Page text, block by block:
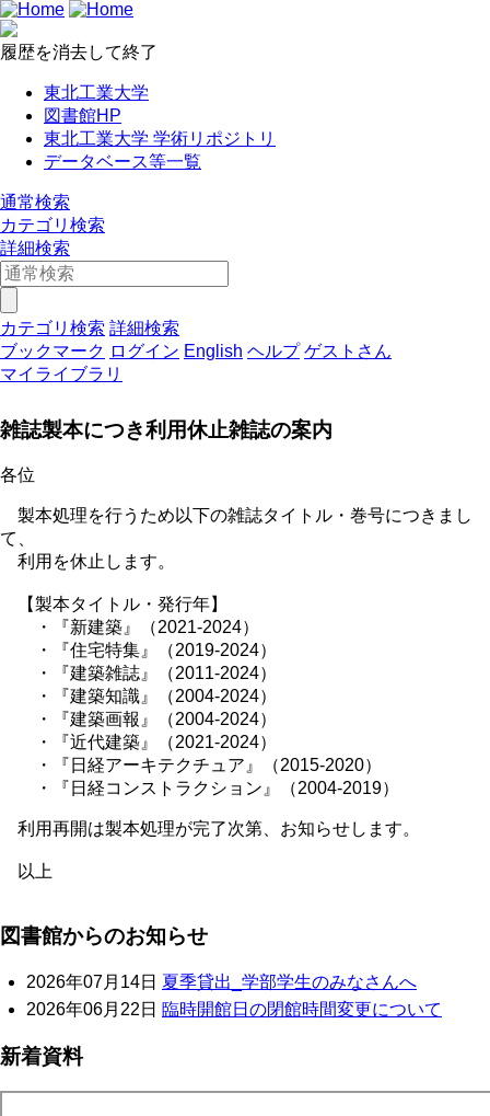
履歴を消去して終了
東北工業大学
図書館HP
東北工業大学 学術リポジトリ
データベース等一覧
通常検索
カテゴリ検索
詳細検索
カテゴリ検索 詳細検索
ブックマーク ログイン English ヘルプ ゲストさん
マイライブラリ
雑誌製本につき利用休止雑誌の案内
各位
製本処理を行うため以下の雑誌タイトル・巻号につきまし
て、
利用を休止します。
【製本タイトル・発行年】
・『新建築』（2021-2024）
・『住宅特集』（2019-2024）
・『建築雑誌』（2011-2024）
・『建築知識』（2004-2024）
・『建築画報』（2004-2024）
・『近代建築』（2021-2024）
・『日経アーキテクチュア』（2015-2020）
・『日経コンストラクション』（2004-2019）
利用再開は製本処理が完了次第、お知らせします。
以上
図書館からのお知らせ
2026年07月14日 夏季貸出_学部学生のみなさんへ
2026年06月22日 臨時開館日の閉館時間変更について
新着資料